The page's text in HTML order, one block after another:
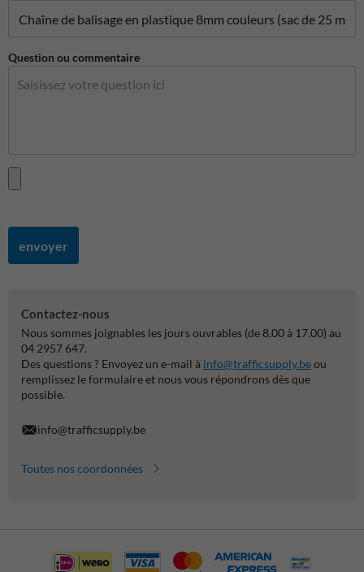
Question ou commentaire
envoyer
Contactez-nous
Nous sommes joignables les jours ouvrables (de 8.00 à 17.00) au
04 2957 647.
Des questions ? Envoyez un e-mail à info@trafficsupply.beou
remplissez le formulaire et nous vous répondrons dès que
possible.
info@trafficsupply.be
Toutes nos coordonnées